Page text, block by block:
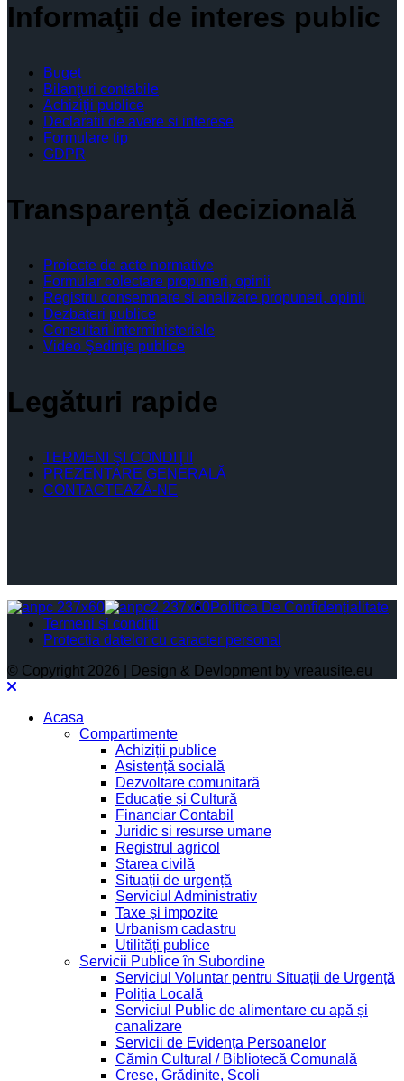
Informaţii de interes public
Buget
Bilanţuri contabile
Achiziţii publice
Declaratii de avere si interese
Formulare tip
GDPR
Transparenţă decizională
Proiecte de acte normative
Formular colectare propuneri, opinii
Registru consemnare si analizare propuneri, opinii
Dezbateri publice
Consultari interministeriale
Video Şedinţe publice
Legături rapide
TERMENI ŞI CONDIŢII
PREZENTARE GENERALĂ
CONTACTEAZĂ-NE
Politica De Confidențialitate
Termeni și condiții
Protectia datelor cu caracter personal
© Copyright 2026 | Design & Devlopment by vreausite.eu
Acasa
Compartimente
Achiziții publice
Asistență socială
Dezvoltare comunitară
Educație și Cultură
Financiar Contabil
Juridic si resurse umane
Registrul agricol
Starea civilă
Situații de urgență
Serviciul Administrativ
Taxe și impozite
Urbanism cadastru
Utilități publice
Servicii Publice în Subordine
Serviciul Voluntar pentru Situații de Urgență
Poliția Locală
Serviciul Public de alimentare cu apă și
canalizare
Servicii de Evidența Persoanelor
Cămin Cultural / Bibliotecă Comunală
Creșe, Grădinițe, Școli